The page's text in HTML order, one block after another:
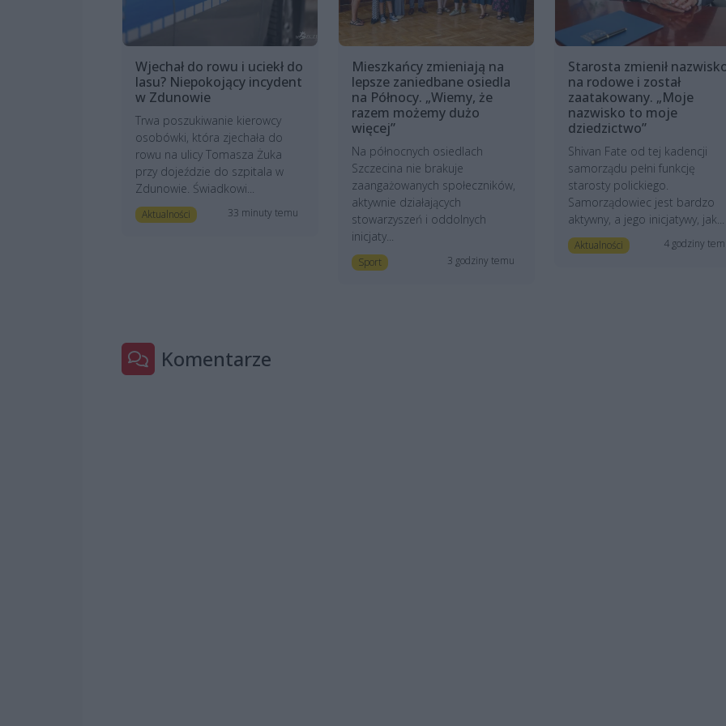
Wjechał do rowu i uciekł do
lasu? Niepokojący incydent
w Zdunowie
Trwa poszukiwanie kierowcy
osobówki, która zjechała do
rowu na ulicy Tomasza Żuka
przy dojeździe do szpitala w
Zdunowie. Świadkowi...
Aktualności 33 minuty temu
Mieszkańcy zmieniają na
lepsze zaniedbane osiedla
na Północy. „Wiemy, że
razem możemy dużo
więcej”
Na północnych osiedlach
Szczecina nie brakuje
zaangażowanych społeczników,
aktywnie działających
stowarzyszeń i oddolnych
inicjaty...
Sport 3 godziny temu
Starosta zmienił
na rodowe i został
zaatakowany. „Moje
nazwisko to moje
dziedzictwo”
Shivan Fate od tej kadencji
samorządu pełni funkcję
starosty polickiego.
Samorządowiec jest bardzo
aktywny, a jego inicjatywy, jak...
Aktualności 4 godziny
Komentarze